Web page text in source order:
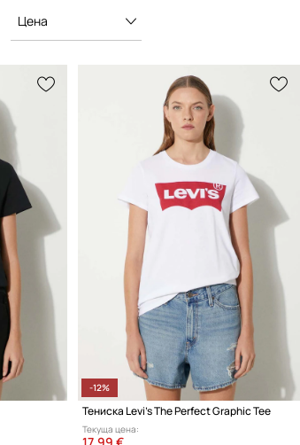
Цена
-12%
Тениска Levi's The Perfect Graphic Tee
Текуща цена: